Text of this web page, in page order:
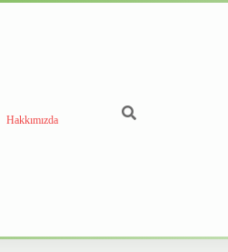
Hakkımızda